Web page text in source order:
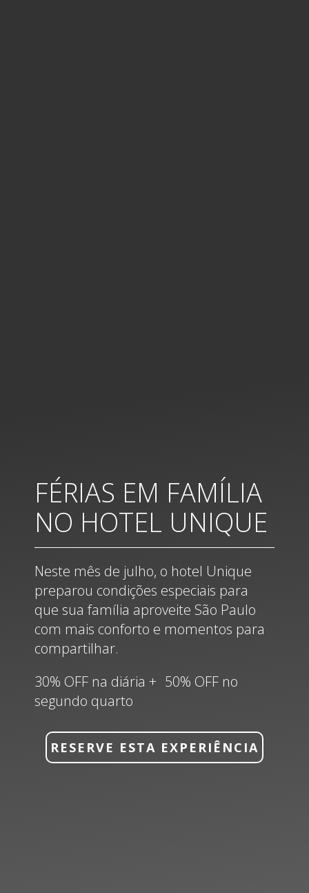
FÉRIAS EM FAMÍLIA
NO HOTEL UNIQUE
Neste mês de julho, o hotel Unique
preparou condições especiais para
que sua família aproveite São Paulo
com mais conforto e momentos para
compartilhar.
30% OFF na diária + 50% OFF no
segundo quarto
RESERVE ESTA EXPERIÊNCIA